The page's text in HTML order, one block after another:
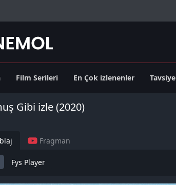
Film Serileri En Çok izlenenler Tavsiye
Gibi izle (2020)
Fragman
Fys Player